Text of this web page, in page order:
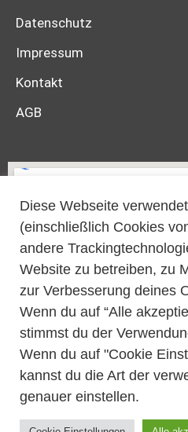
Datenschutz
Impressum
Kontakt
AGB
© All rights reserved
Diese Webseite
(einschließlich Cookies
andere
Website zu betreiben, zu
zur Verbesserung deines
Wenn du auf “Alle
stimmst du der
Wenn du auf "Cookie
kannst du die Art der
genauer einstellen.